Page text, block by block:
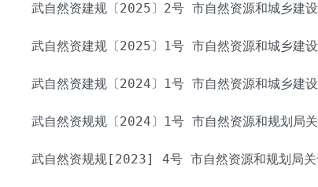
武自然资建规〔2025〕2号 市自然资源和城乡
武自然资建规〔2025〕1号 市自然资源和城乡
武自然资建规〔2024〕1号 市自然资源和城乡
武自然资规规〔2024〕1号 市自然资源和规划
武自然资规规[2023] 4号 市自然资源和规划